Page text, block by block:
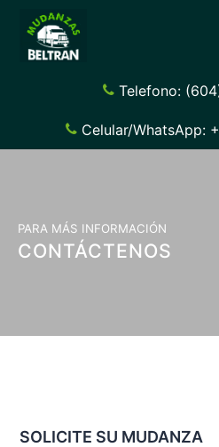
Telefono:
Celular/WhatsApp:
PARA MÁS INFORMACIÓN
CONTÁCTENOS
SOLICITE SU MUDANZA